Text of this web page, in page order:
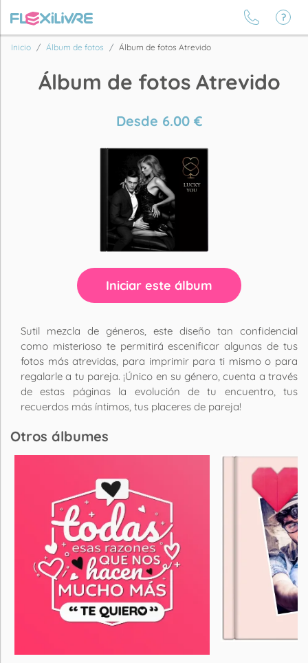
Inicio Álbum de fotos Álbum de fotos Atrevido
Álbum de fotos Atrevido
Desde 6.00€
Iniciar este álbum
Sutil mezcla de géneros, este diseño tan confidencial
como misterioso te permitirá escenificar algunas de tus
fotos más atrevidas, para imprimir para ti mismo o para
regalarle a tu pareja. ¡Único en su género, cuenta a través
de estas páginas la evolución de tu encuentro, tus
recuerdos más íntimos, tus placeres de pareja!
Otros álbumes